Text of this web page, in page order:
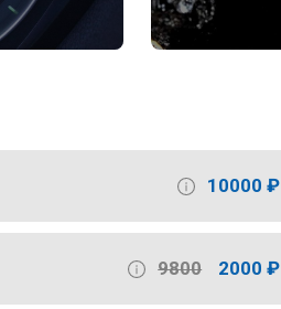
10000 ₽
9800 2000 ₽